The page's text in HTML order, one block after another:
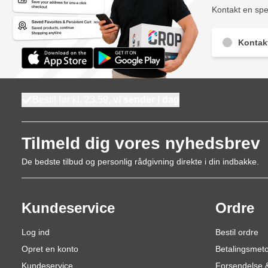
Kontakt en
Tilmeld dig vores nyhedsbrev
De bedste tilbud og personlig rådgivning direkte i din indbakke.
Kundeservice
Log ind
Opret en konto
Kundeservice
Ordre
Bestil ordre
Forsendelse